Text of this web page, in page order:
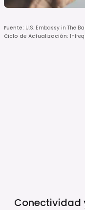
Fuente: U.S. Embassy in The
Ciclo de Actualización:
Conectividad